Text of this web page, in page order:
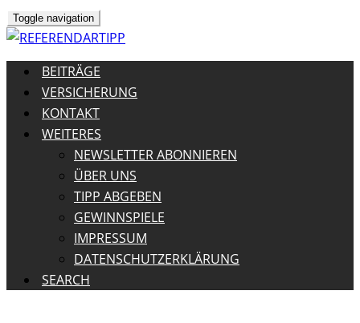
Toggle navigation
BEITRÄGE
VERSICHERUNG
KONTAKT
WEITERES
NEWSLETTER ABONNIEREN
ÜBER UNS
TIPP ABGEBEN
GEWINNSPIELE
IMPRESSUM
DATENSCHUTZERKLÄRUNG
SEARCH